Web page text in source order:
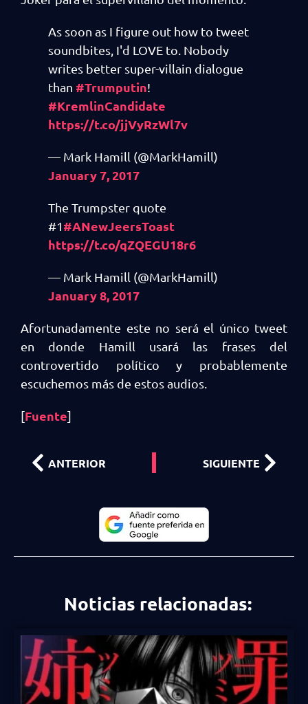
As soon as I figure out how to tweet
soundbites, I'd LOVE to. Nobody
writes better super-villain dialogue
than #Trumputin!
#KremlinCandidate
https://t.co/jjVyRzWl7v
— Mark Hamill (@MarkHamill)
January 7, 2017
The Trumpster quote
#1#ANewJeersToast
https://t.co/qZQEGU18r6
— Mark Hamill (@MarkHamill)
January 8, 2017
Afortunadamente este no será el único tweet
en donde Hamill usará las frases del
controvertido político y probablemente
escuchemos más de estos audios.
[Fuente]
ANTERIOR SIGUIENTE
Noticias relacionadas: